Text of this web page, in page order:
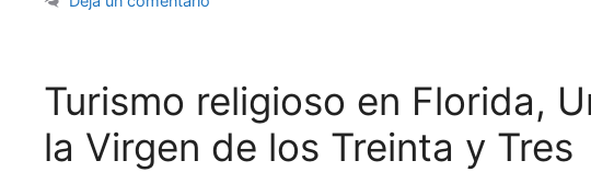
Turismo religioso en Florida,
la Virgen de los Treinta y Tres